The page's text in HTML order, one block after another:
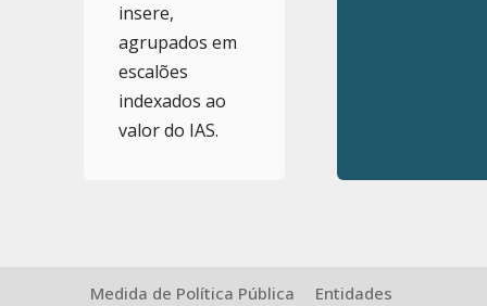
insere,
agrupados em
escalões
indexados ao
valor do IAS.
Medida de Política Pública
Entidades